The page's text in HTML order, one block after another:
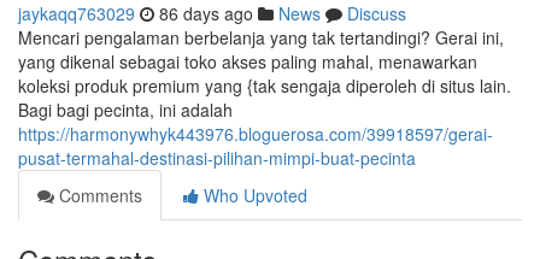
jaykaqq763029 86 days ago News
Discuss
Mencari pengalaman berbelanja yang tak tertandingi? Gerai ini,
yang dikenal sebagai toko akses paling mahal, menawarkan
koleksi produk premium yang {tak sengaja diperoleh di situs lain.
Bagi bagi pecinta, ini adalah
https://harmonywhyk443976.bloguerosa.com/39918597/gerai-
pusat-termahal-destinasi-pilihan-mimpi-buat-pecinta
Comments
Who Upvoted